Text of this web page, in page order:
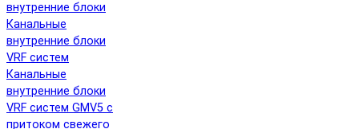
внутренние блоки
Канальные
внутренние блоки
VRF систем
Канальные
внутренние блоки
VRF систем GMV5 с
притоком свежего